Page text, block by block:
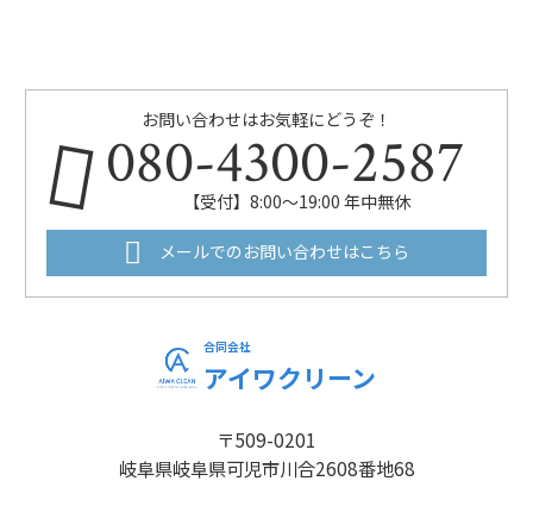
お問い合わせはお気軽にどうぞ！
080-4300-2587
【受付】8:00～19:00 年中無休
メールでのお問い合わせはこちら
合同会社
アイワクリーン
〒509-0201
岐阜県岐阜県可児市川合2608番地68